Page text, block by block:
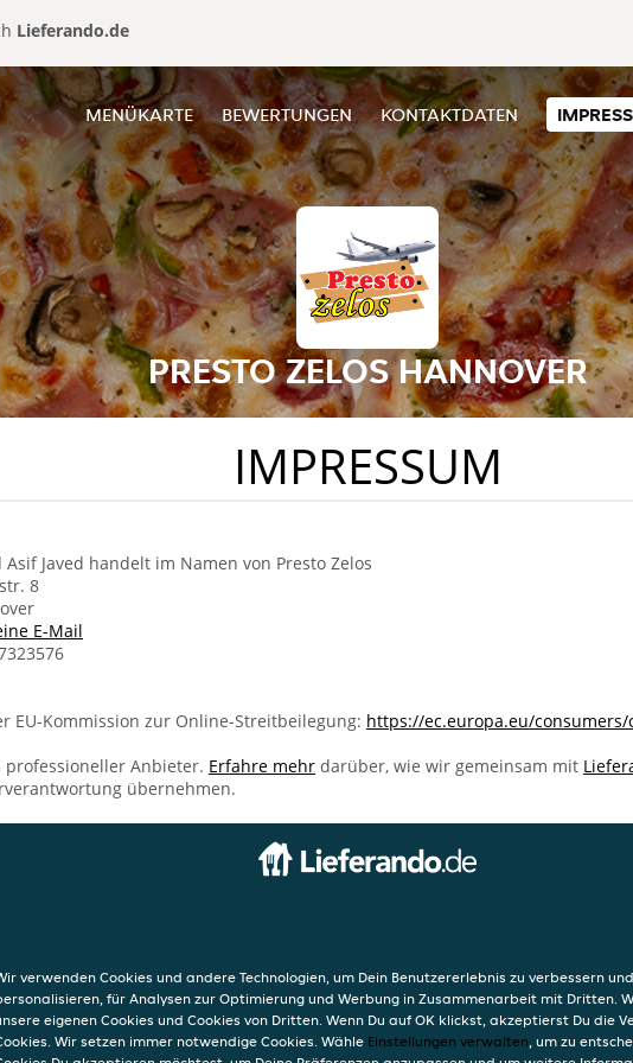
Lieferando.de
MENÜKARTE BEWERTUNGEN KONTAKTDATEN
PRESTO ZELOS HANNOVER
IMPRESSUM
Javed handelt im Namen von Presto Zelos
8
E-Mail
EU-Kommission zur Online-Streitbeilegung: https://ec.europa.eu/
Anbieter. Erfahre mehr darüber, wie wir gemeinsam mit
übernehmen.
8
Hannover
verwenden Cookies und andere Technologien, um Dein Benutzererlebnis zu verbessern
für Analysen zur Optimierung und Werbung in Zusammenarbeit mit Dritten.
eigenen Cookies und Cookies von Dritten. Wenn Du auf OK klickst, akzeptierst Du die
Wir setzen immer notwendige Cookies. Wähle Einstellungen verwalten, um zu